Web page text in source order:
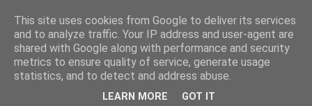
Là où je suis née
"Les temps sont durs pour les rêveurs" mais shush shush,
j'ai le cœur à l'affût et j'ouvre mon carnet de peau. « Soyez
vous-même, tous les autres sont déjà pris. » Oscar Wilde
This site uses cookies from Google to deliver its services
and to analyze traffic. Your IP address and user-agent are
shared with Google along with performance and security
metrics to ensure quality of service, generate usage
statistics, and to detect and address abuse.
LEARN MORE GOT IT